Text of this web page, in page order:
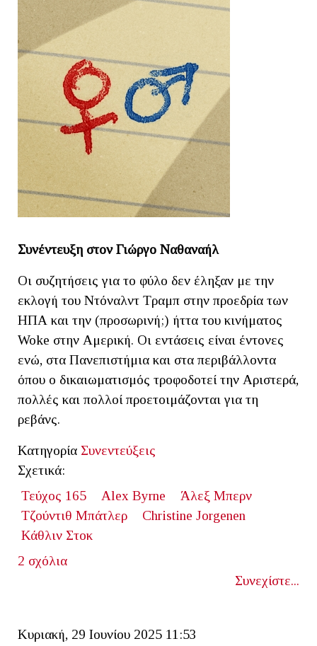
Συνέντευξη στον Γιώργο Ναθαναήλ
Οι συζητήσεις για το φύλο δεν έληξαν με την
εκλογή του Ντόναλντ Τραμπ στην προεδρία των
ΗΠΑ και την (προσωρινή;) ήττα του κινήματος
Woke στην Αμερική. Οι εντάσεις είναι έντονες
ενώ, στα Πανεπιστήμια και στα περιβάλλοντα
όπου ο δικαιωματισμός τροφοδοτεί την Αριστερά,
πολλές και πολλοί προετοιμάζονται για τη
ρεβάνς.
Κατηγορία Συνεντεύξεις
Σχετικά:
Τεύχος 165
Alex Byrne
Άλεξ Μπερν
Τζούντιθ Μπάτλερ
Christine Jorgenen
Κάθλιν Στοκ
2 σχόλια
Συνεχίστε...
Κυριακή, 29 Ιουνίου 2025 11:53